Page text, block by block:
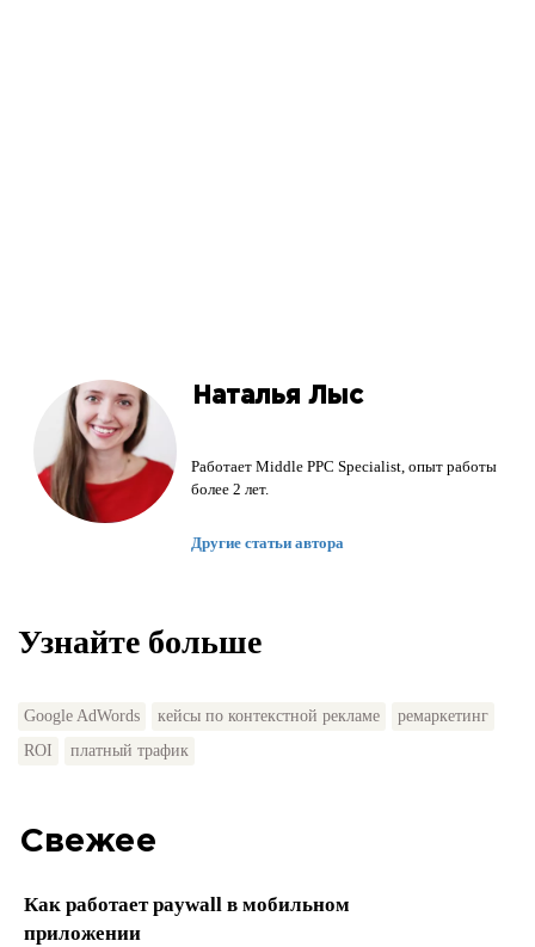
Наталья Лыс
Работает Middle PPC Specialist, опыт работы
более 2 лет.
Другие статьи автора
Узнайте больше
Google AdWords кейсы по контекстной рекламе
ремаркетинг
ROI
платный трафик
Свежее
Как работает paywall в мобильном
приложении